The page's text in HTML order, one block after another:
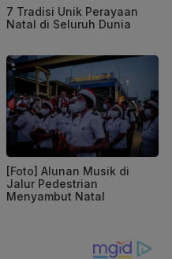
7 Tradisi Unik Perayaan
Natal di Seluruh Dunia
[Foto] Alunan Musik di
Jalur Pedestrian
Menyambut Natal